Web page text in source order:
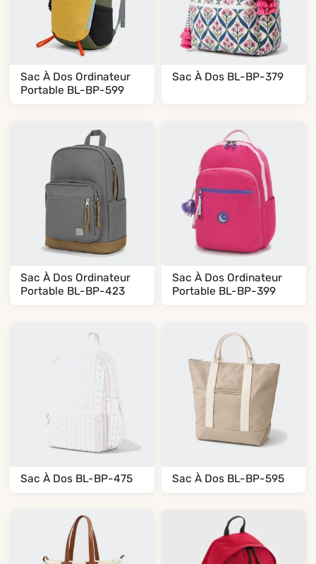
Sac À Dos Ordinateur
Portable BL-BP-599
Sac À Dos BL-BP-379
Sac À Dos Ordinateur
Portable BL-BP-423
Sac À Dos Ordinateur
Portable BL-BP-399
Sac À Dos BL-BP-475 Sac À Dos BL-BP-595